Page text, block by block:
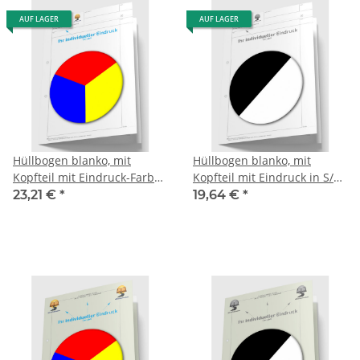
AUF LAGER
Hüllbogen blanko, mit
Kopfteil mit Eindruck-Farbe,
1 Pack zu 100 Blatt
23,21 € *
AUF LAGER
Hüllbogen blanko, mit
Kopfteil mit Eindruck in S/W,
1 Pack zu 100 Blatt
19,64 € *